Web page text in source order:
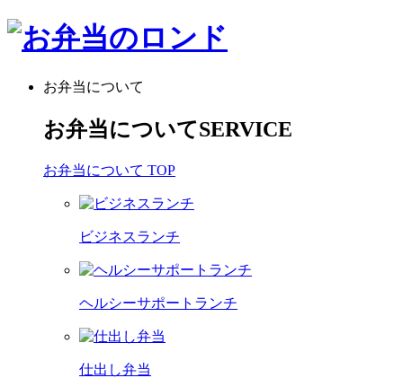
お弁当について
お弁当についてSERVICE
お弁当について TOP
ビジネスランチ
ヘルシーサポートランチ
仕出し弁当